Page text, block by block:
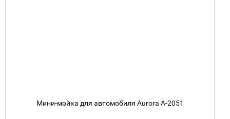
Мини-мойка для автомобиля Aurora A-2051